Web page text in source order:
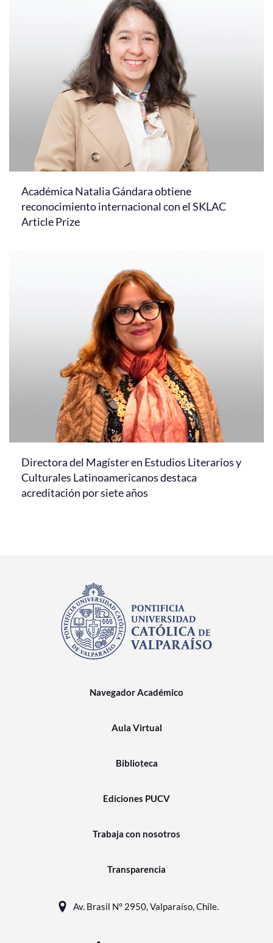
Académica Natalia Gándara obtiene
reconocimiento internacional con el SKLAC
Article Prize
Directora del Magíster en Estudios Literarios y
Culturales Latinoamericanos destaca
acreditación por siete años
Navegador Académico
Aula Virtual
Biblioteca
Ediciones PUCV
Trabaja con nosotros
Transparencia
Av. Brasil N° 2950, Valparaíso, Chile.